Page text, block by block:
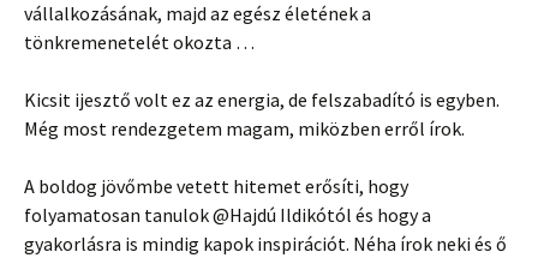
vállalkozásának, majd az egész életének a
tönkremenetelét okozta …
Kicsit ijesztő volt ez az energia, de felszabadító is egyben.
Még most rendezgetem magam, miközben erről írok.
A boldog jövőmbe vetett hitemet erősíti, hogy
folyamatosan tanulok @Hajdú Ildikótól és hogy a
gyakorlásra is mindig kapok inspirációt. Néha írok neki és ő